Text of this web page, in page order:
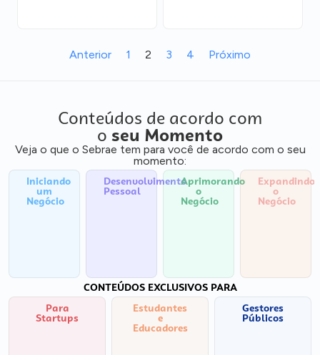
Anterior 1 2 3 4 Próximo
Conteúdos de acordo com
o seu Momento
Veja o que o Sebrae tem para você de acordo com o seu
momento:
Iniciando
um
Negócio
Desenvolvimento
Pessoal
Aprimorando
o
Negócio
Expandindo
o
Negócio
CONTEÚDOS EXCLUSIVOS PARA
Para
Startups
Estudantes
e
Educadores
Gestores
Públicos